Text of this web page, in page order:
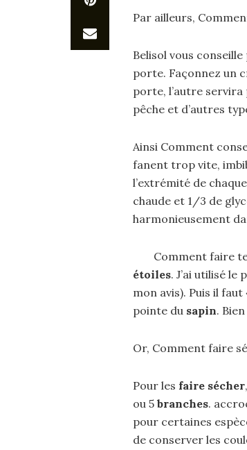
Par ailleurs,
Belisol vous
porte. Façonnez un
porte, l’autre servira
pêche et d’autres
Ainsi Comment
fanent trop vite,
l’extrémité de chaque
chaude et 1/3 de
harmonieusement
Comment faire
étoiles. J’ai utilisé le
mon avis). Puis il faut
pointe du sapin.
Or, Comment faire
Pour les faire sécher
ou 5 branches.
pour certaines
de conserver les